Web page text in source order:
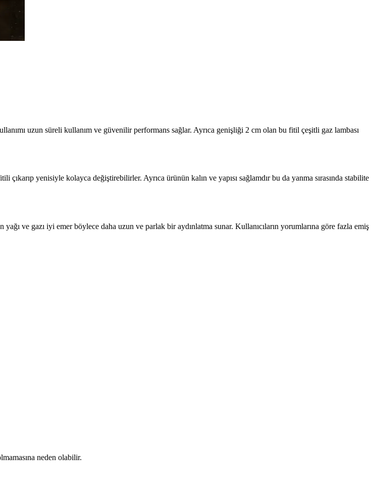
uzun süreli kullanım ve güvenilir performans sağlar. Ayrıca genişliği 2 cm olan bu fitil çeşitli gaz lambası
yenisiyle kolayca değiştirebilirler. Ayrıca ürünün kalın ve yapısı sağlamdır bu da yanma sırasında stabilite
ve gazı iyi emer böylece daha uzun ve parlak bir aydınlatma sunar. Kullanıcıların yorumlarına göre fazla emiş
neden olabilir.